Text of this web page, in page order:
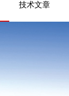
技术文章